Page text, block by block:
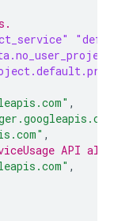
,
,
API
,